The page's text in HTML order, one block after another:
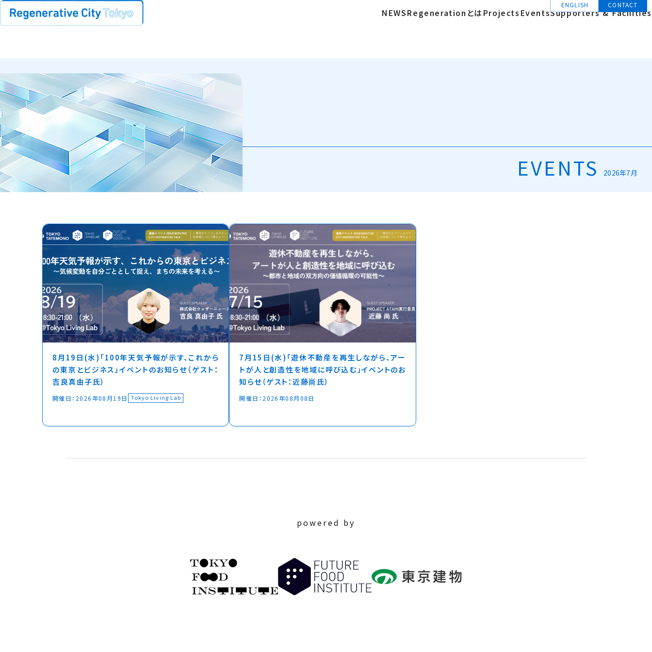
NEWSRegenerationとは Projects EventsSupporters & Facilities
ENGLISH CONTACT
EVENTS 2026年7月
8月19日(水)「100年天気予報が示す、これから
の東京とビジネス」イベントのお知らせ（ゲスト：
吉良真由子氏）
開催日： 2026年08月19日 Tokyo Living Lab
7月15日(水)「遊休不動産を再生しながら、アー
トが人と創造性を地域に呼び込む」イベントのお
知らせ（ゲスト：近藤尚氏）
開催日： 2026年08月08日
powered by